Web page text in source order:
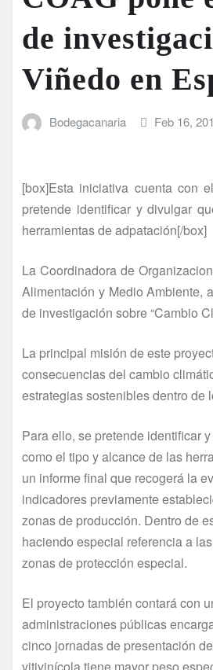
de
Viñedo en
Bodegacanaria Feb 16,
[box]Esta iniciativa cuenta con
pretende identificar y divulgar
herramientas de adpatación[/box]
La Coordinadora de
Alimentación y Medio Ambiente,
de investigación sobre “Cambio
La principal misión de este
consecuencias del cambio
estrategias sostenibles dentro de
Para ello, se pretende identificar
como el tipo y alcance de las
un informe final que recogerá la
indicadores previamente
zonas de producción. Dentro de
haciendo especial referencia a
zonas de protección especial.
El proyecto también contará con
administraciones públicas
cinco jornadas de presentación